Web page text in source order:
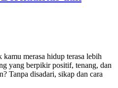
merasa hidup terasa lebih
yang berpikir positif, tenang, dan
Tanpa disadari, sikap dan cara